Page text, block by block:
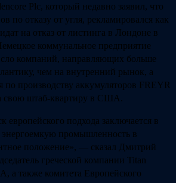
Plc, который недавно заявил, что
по отказу от угля, рекламировался как
на отказ от листинга в Лондоне в
коммунальное предприятие
компаний, направляющих больше
чем на внутренний рынок, а
по производству аккумуляторов FREYR
свою штаб-квартиру в США.
подхода заключается в
энергоемкую промышленность в
положение», — сказал Дмитрий
греческой компании Titan
а также комитета Европейского